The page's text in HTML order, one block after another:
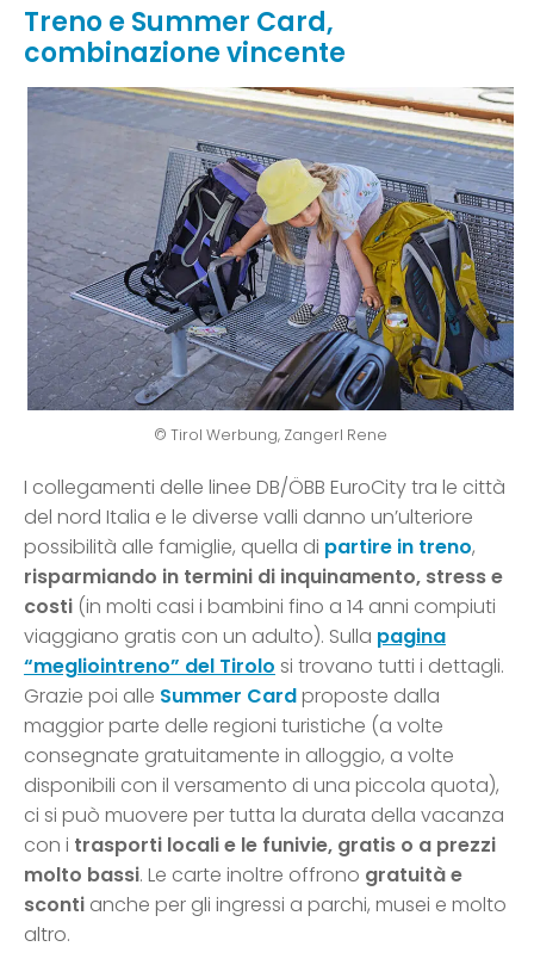
Treno e Summer Card,
combinazione vincente
© Tirol Werbung, Zangerl Rene
I collegamenti delle linee DB/ÖBB EuroCity tra le città
del nord Italia e le diverse valli danno un’ulteriore
possibilità alle famiglie, quella di partire in treno,
risparmiando in termini di inquinamento, stress e
costi (in molti casi i bambini fino a 14 anni compiuti
viaggiano gratis con un adulto). Sulla pagina
“megliointreno” del Tirolo si trovano tutti i dettagli.
Grazie poi alle Summer Cardproposte dalla
maggior parte delle regioni turistiche (a volte
consegnate gratuitamente in alloggio, a volte
disponibili con il versamento di una piccola quota),
ci si può muovere per tutta la durata della vacanza
con i trasporti locali e le funivie, gratis o a prezzi
molto bassi. Le carte inoltre offrono gratuità e
sconti anche per gli ingressi a parchi, musei e molto
altro.